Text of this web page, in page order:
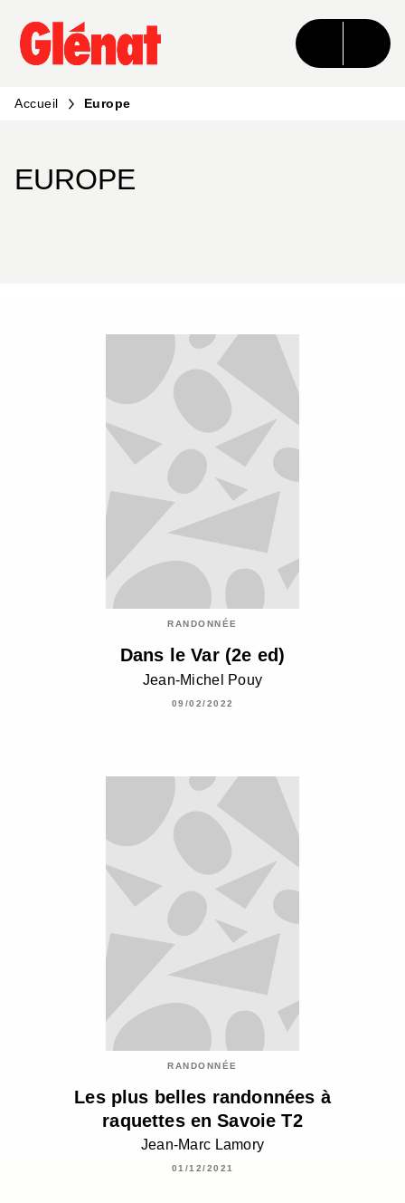
MENU RECHERCHE CONTENU
PIED DE PAGE
Accueil Europe
EUROPE
RANDONNÉE
Dans le Var (2e ed)
Jean-Michel Pouy
09/02/2022
RANDONNÉE
Les plus belles randonnées à
raquettes en Savoie T2
Jean-Marc Lamory
01/12/2021